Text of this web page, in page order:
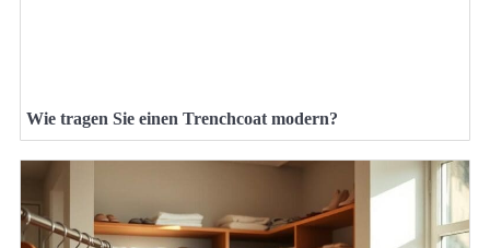
Wie tragen Sie einen Trenchcoat modern?